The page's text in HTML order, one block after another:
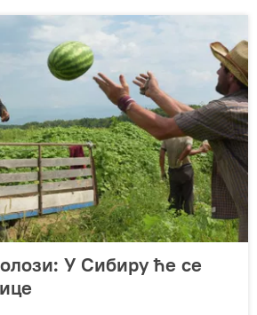
У Сибиру ће се